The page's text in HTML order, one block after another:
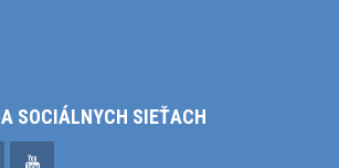
SOCIÁLNYCH SIEŤACH